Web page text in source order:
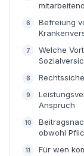
Befreiung
Welche
Anspruch
obwohl
Für wen